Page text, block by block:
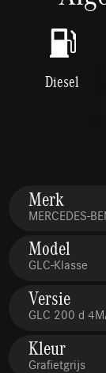
Diesel
Merk
MERCEDES-
Model
GLC-Klasse
Versie
GLC 200 d
Kleur
Grafietgrijs